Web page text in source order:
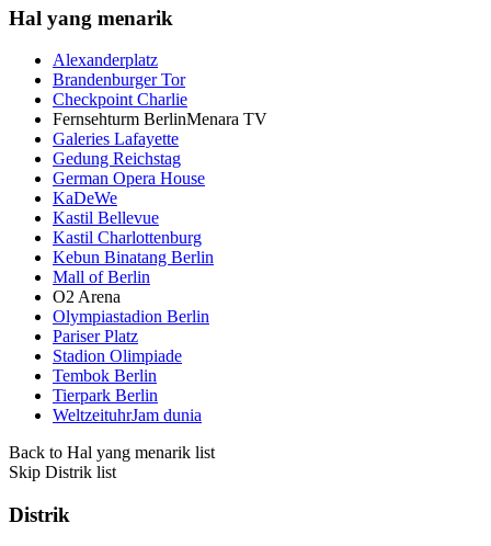
Hal yang menarik
Alexanderplatz
Brandenburger Tor
Checkpoint Charlie
Fernsehturm BerlinMenara TV
Galeries Lafayette
Gedung Reichstag
German Opera House
KaDeWe
Kastil Bellevue
Kastil Charlottenburg
Kebun Binatang Berlin
Mall of Berlin
O2 Arena
Olympiastadion Berlin
Pariser Platz
Stadion Olimpiade
Tembok Berlin
Tierpark Berlin
WeltzeituhrJam dunia
Back to Hal yang menarik list
Skip Distrik list
Distrik